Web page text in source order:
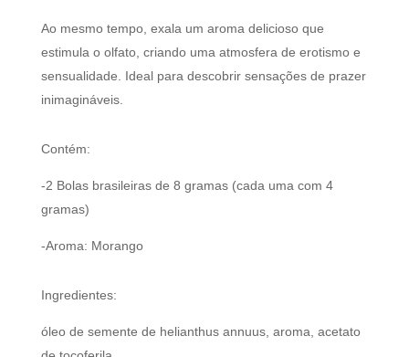
Ao mesmo tempo, exala um aroma delicioso que
estimula o olfato, criando uma atmosfera de erotismo e
sensualidade. Ideal para descobrir sensações de prazer
inimagináveis.
Contém:
-2 Bolas brasileiras de 8 gramas (cada uma com 4
gramas)
-Aroma: Morango
Ingredientes:
óleo de semente de helianthus annuus, aroma, acetato